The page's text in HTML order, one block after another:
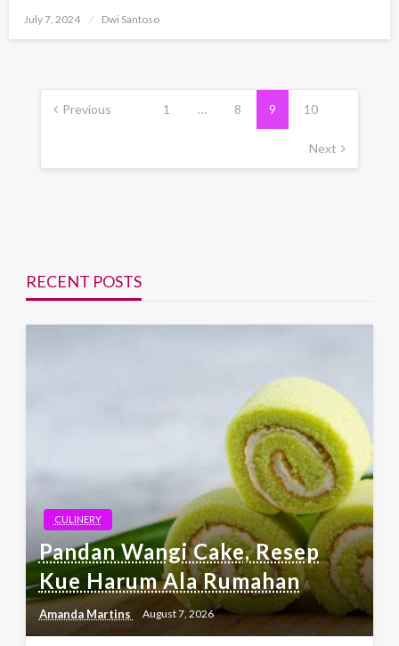
Posted
July 7, 2024 Dwi Santoso
Posts
pagination
Previous 1 … 8 9 10
Next
RECENT POSTS
CULINERY
Pandan Wangi Cake, Resep
Kue Harum Ala Rumahan
Amanda Martins August 7, 2026